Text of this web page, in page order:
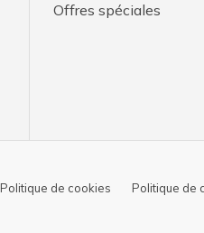
Offres spéciales
Politique de cookies Politique de